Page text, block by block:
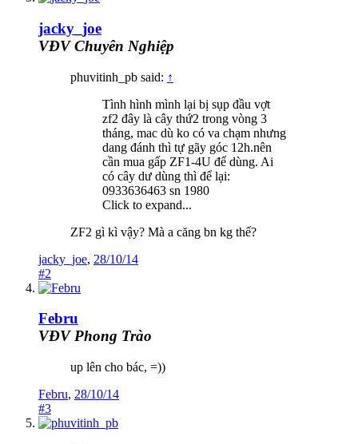
jacky_joe
VĐV Chuyên Nghiệp
phuvitinh_pb said: ↑
Tình hình mình lại bị sụp đầu vợt
zf2 đây là cây thứ2 trong vòng 3
tháng, mac dù ko có va chạm nhưng
dang đánh thì tự gãy góc 12h.nên
cần mua gấp ZF1-4U để dùng. Ai
có cây dư dùng thì để lại:
0933636463 sn 1980
Click to expand...
ZF2 gì kì vậy? Mà a căng bn kg thế?
jacky_joe, 28/10/14
#2
Febru
VĐV Phong Trào
up lên cho bác, =))
Febru, 28/10/14
#3